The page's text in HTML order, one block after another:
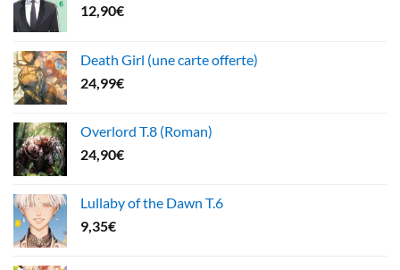
12,90€
Death Girl (une carte offerte)
24,99€
Overlord T.8 (Roman)
24,90€
Lullaby of the Dawn T.6
9,35€